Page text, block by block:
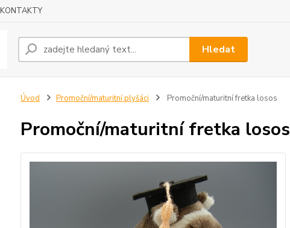
KONTAKTY
Hledat
Úvod Promoční/maturitní plyšáci Promoční/maturitní fretka losos
Promoční/maturitní fretka losos